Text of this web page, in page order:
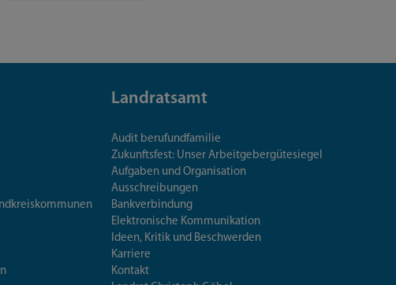
Landratsamt
Audit berufundfamilie
Zukunftsfest: Unser Arbeitgebergütesiegel
Aufgaben und Organisation
Ausschreibungen
Bankverbindung
Elektronische Kommunikation
Ideen, Kritik und Beschwerden
Karriere
Kontakt